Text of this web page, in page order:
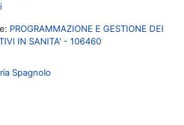
PROGRAMMAZIONE E GESTIONE DEI
IN SANITA' - 106460
Spagnolo